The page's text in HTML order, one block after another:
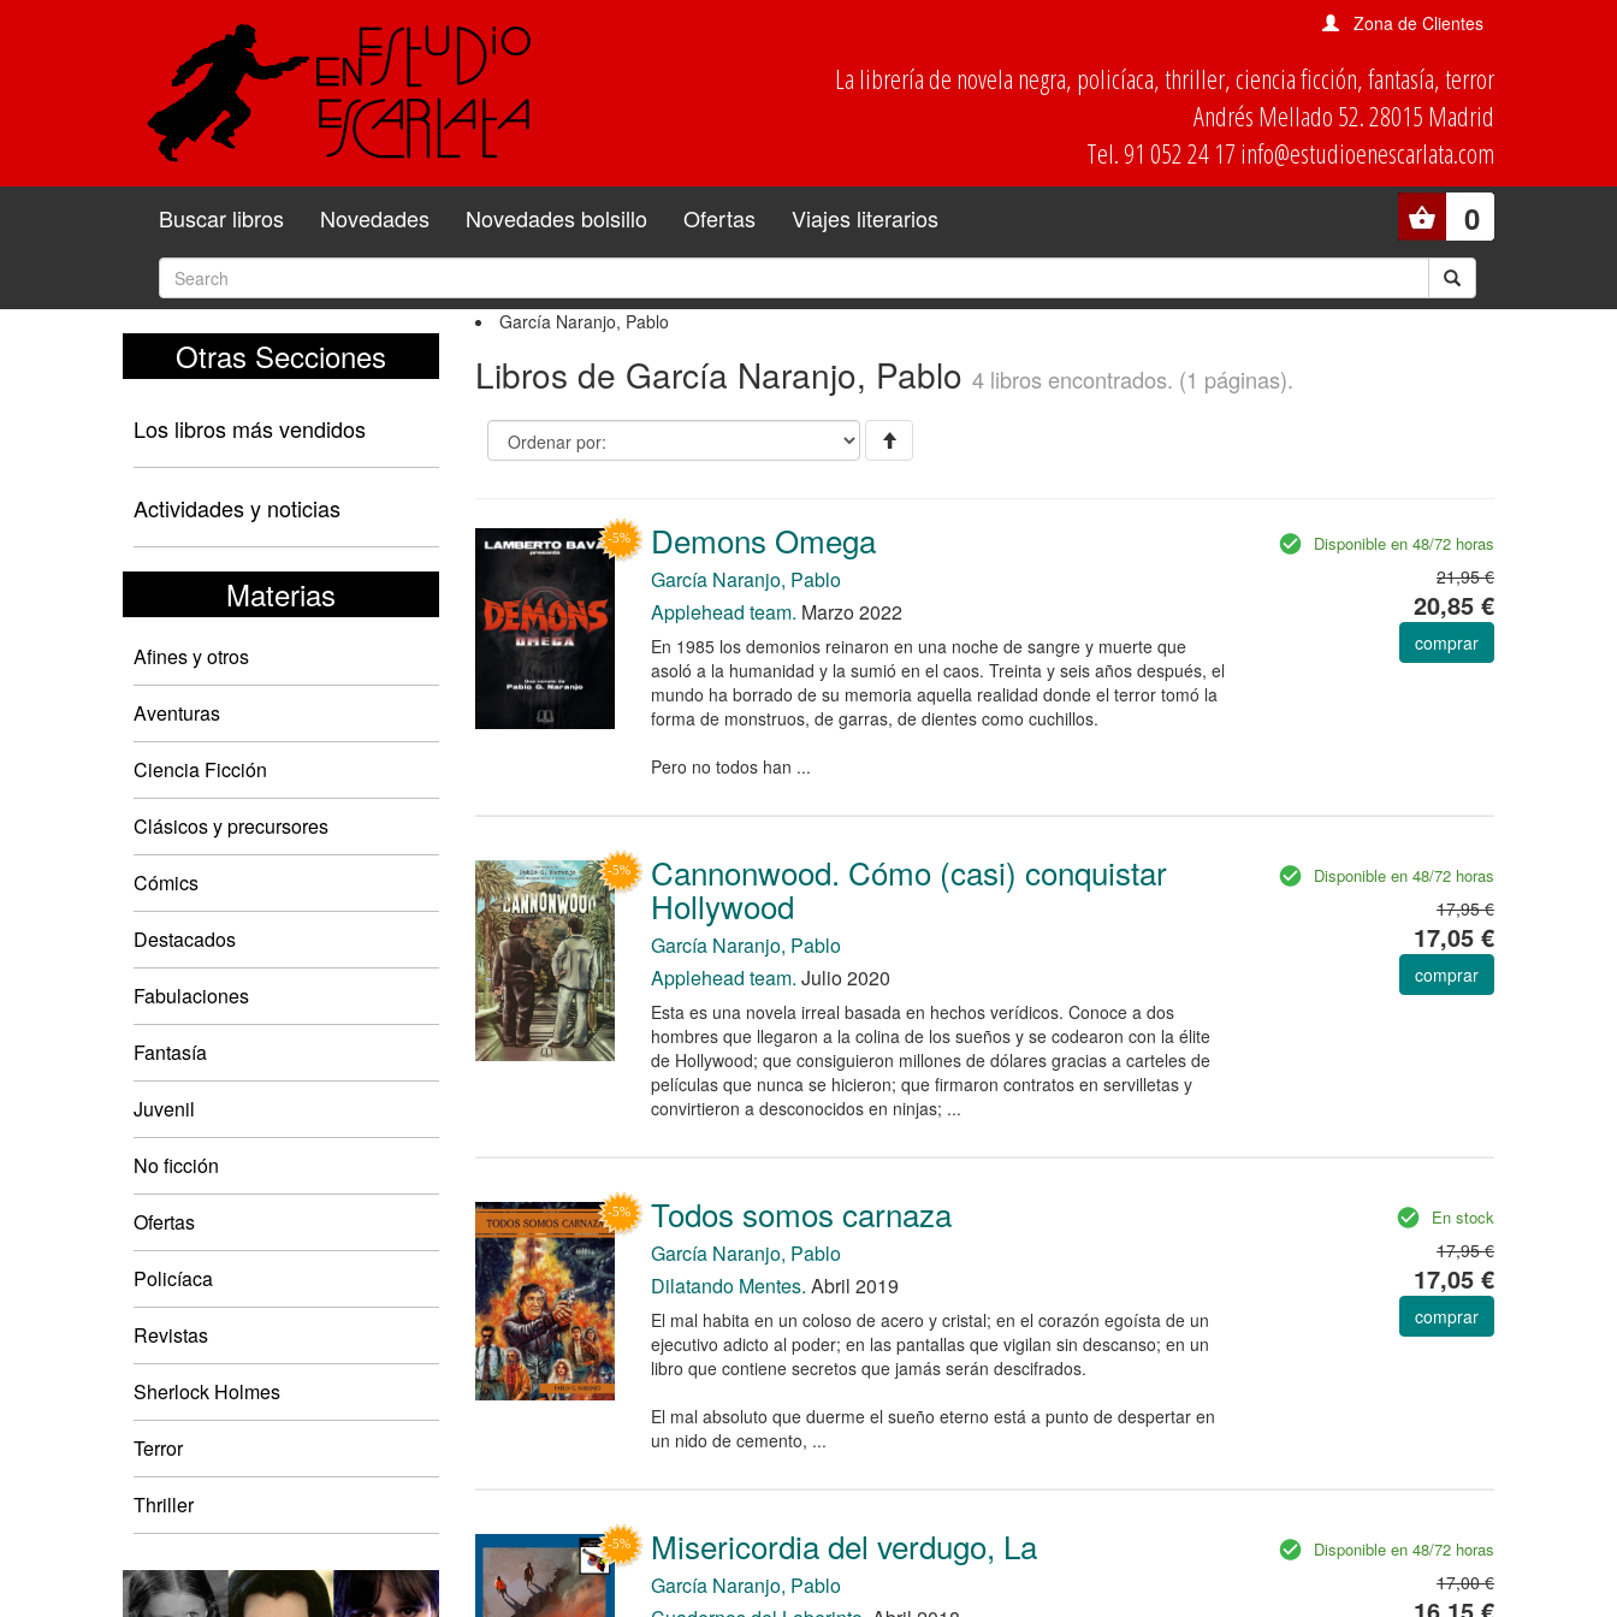
Zona de Clientes
La librería de novela negra, policíaca, thriller, ciencia ficción, fantasía, terror
Andrés Mellado 52. 28015 Madrid
Tel. 91 052 24 17 info@estudioenescarlata.com
0
Buscar libros Novedades Novedades bolsillo Ofertas Viajes literarios
Otras Secciones
Los libros más vendidos
Actividades y noticias
Materias
Afines y otros
Aventuras
Ciencia Ficción
Clásicos y precursores
Cómics
Destacados
Fabulaciones
Fantasía
Juvenil
No ficción
Ofertas
Policíaca
Revistas
Sherlock Holmes
Terror
Thriller
García Naranjo, Pablo
Libros de García Naranjo, Pablo 4 libros encontrados. (1 páginas).
Demons Omega
García Naranjo, Pablo
Applehead team. Marzo 2022
En 1985 los demonios reinaron en una noche de sangre y muerte que
asoló a la humanidad y la sumió en el caos. Treinta y seis años después, el
mundo ha borrado de su memoria aquella realidad donde el terror tomó la
forma de monstruos, de garras, de dientes como cuchillos.
Pero no todos han ...
Disponible en 48/72 horas
21,95 €
20,85 €
comprar
Cannonwood. Cómo (casi) conquistar
Hollywood
García Naranjo, Pablo
Applehead team. Julio 2020
Esta es una novela irreal basada en hechos verídicos. Conoce a dos
hombres que llegaron a la colina de los sueños y se codearon con la élite
de Hollywood; que consiguieron millones de dólares gracias a carteles de
películas que nunca se hicieron; que firmaron contratos en servilletas y
convirtieron a desconocidos en ninjas; ...
Disponible en 48/72 horas
17,95 €
17,05 €
comprar
Todos somos carnaza
García Naranjo, Pablo
Dilatando Mentes. Abril 2019
El mal habita en un coloso de acero y cristal; en el corazón egoísta de un
ejecutivo adicto al poder; en las pantallas que vigilan sin descanso; en un
libro que contiene secretos que jamás serán descifrados.
El mal absoluto que duerme el sueño eterno está a punto de despertar en
un nido de cemento, ...
En stock
17,95 €
17,05 €
comprar
Misericordia del verdugo, La
García Naranjo, Pablo
Disponible en 48/72 horas
17,00 €
16,15 €